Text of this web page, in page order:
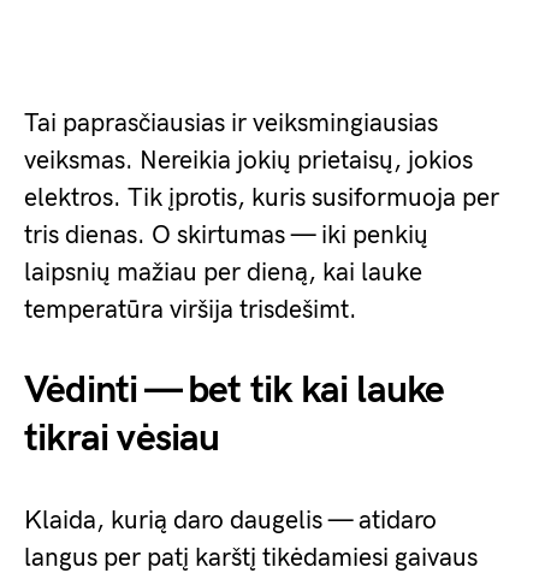
Tai paprasčiausias ir veiksmingiausias
veiksmas. Nereikia jokių prietaisų, jokios
elektros. Tik įprotis, kuris susiformuoja per
tris dienas. O skirtumas — iki penkių
laipsnių mažiau per dieną, kai lauke
temperatūra viršija trisdešimt.
Vėdinti — bet tik kai lauke
tikrai vėsiau
Klaida, kurią daro daugelis — atidaro
langus per patį karštį tikėdamiesi gaivaus